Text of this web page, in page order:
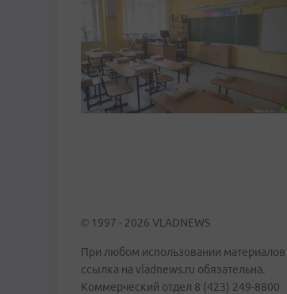
© 1997 - 2026 VLADNEWS
При любом использовании материалов
ссылка на vladnews.ru обязательна.
Коммерческий отдел 8 (423) 249-8800